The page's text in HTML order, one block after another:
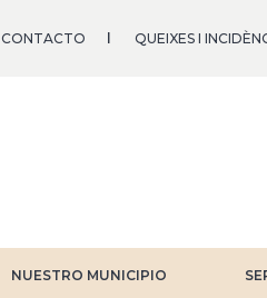
CONTACTO QUEIXES I
NUESTRO MUNICIPIO